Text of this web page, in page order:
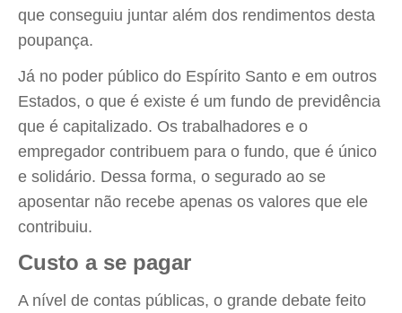
que conseguiu juntar além dos rendimentos desta
poupança.
Já no poder público do Espírito Santo e em outros
Estados, o que é existe é um fundo de previdência
que é capitalizado. Os trabalhadores e o
empregador contribuem para o fundo, que é único
e solidário. Dessa forma, o segurado ao se
aposentar não recebe apenas os valores que ele
contribuiu.
Custo a se pagar
A nível de contas públicas, o grande debate feito